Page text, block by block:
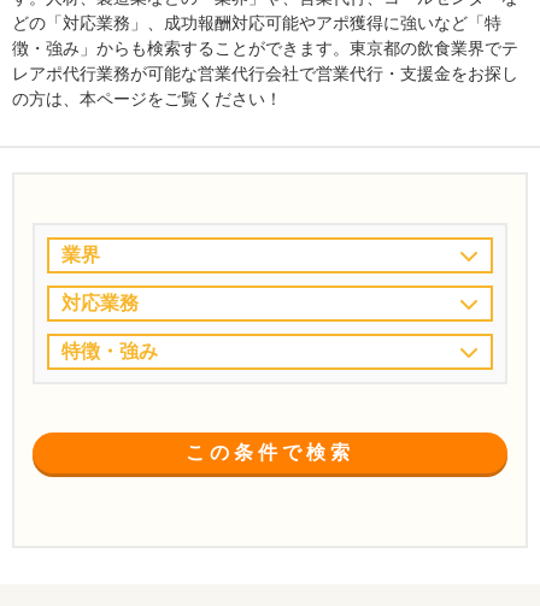
どの「対応業務」、成功報酬対応可能やアポ獲得に強いなど「特
徴・強み」からも検索することができます。東京都の飲食業界でテ
レアポ代行業務が可能な営業代行会社で営業代行・支援金をお探し
の方は、本ページをご覧ください！
業界
対応業務
特徴・強み
この条件で検索